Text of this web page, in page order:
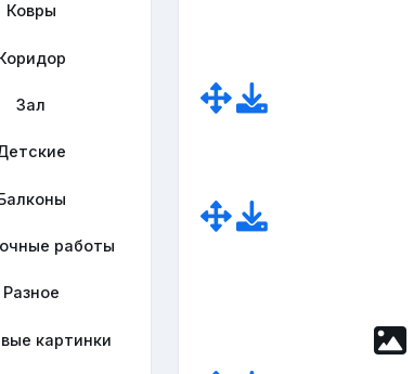
Ковры
Зал
работы
Разное
картинки